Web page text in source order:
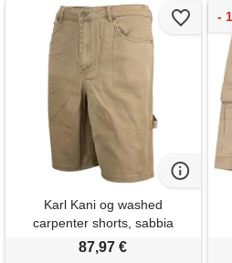
Karl Kani og washed
carpenter shorts, sabbia
scuro, m
87,97 €